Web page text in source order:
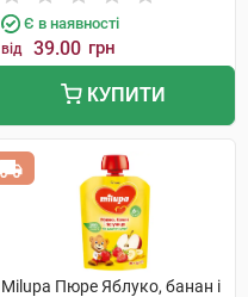
Є в наявності
від 39.00 грн
КУПИТИ
Milupa Пюре Яблуко, банан і